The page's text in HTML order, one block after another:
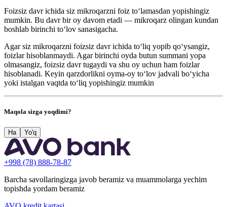
Foizsiz davr ichida siz mikroqarzni foiz to‘lamasdan yopishingiz
mumkin. Bu davr bir oy davom etadi — mikroqarz olingan kundan
boshlab birinchi to‘lov sanasigacha.
Agar siz mikroqarzni foizsiz davr ichida to‘liq yopib qo‘ysangiz,
foizlar hisoblanmaydi. Agar birinchi oyda butun summani yopa
olmasangiz, foizsiz davr tugaydi va shu oy uchun ham foizlar
hisoblanadi. Keyin qarzdorlikni oyma‑oy to‘lov jadvali bo‘yicha
yoki istalgan vaqtda to‘liq yopishingiz mumkin
Maqola sizga yoqdimi?
Ha Yo'q
+998 (78) 888-78-87
Barcha savollaringizga javob beramiz va muammolarga yechim
topishda yordam beramiz